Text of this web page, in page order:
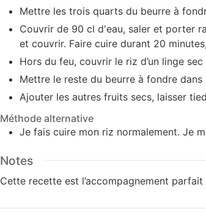
Mettre les trois quarts du beurre à
Couvrir de 90 cl d'eau, saler et porter
et couvrir. Faire cuire durant 20
Hors du feu, couvrir le riz d’un linge
Mettre le reste du beurre à fondre
Ajouter les autres fruits secs, laisser
Méthode alternative
Je fais cuire mon riz normalement. Je
Notes
Cette recette est l’accompagnement